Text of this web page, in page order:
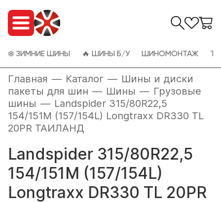
❄️ ЗИМНИЕ ШИНЫ 🔥 ШИНЫ Б/У ШИНОМОНТАЖ
Главная — Каталог — Шины и диски
пакеты для шин — Шины — Грузовые
шины — Landspider 315/80R22,5
154/151M (157/154L) Longtraxx DR330 TL
20PR ТАИЛАНД
Landspider 315/80R22,5
154/151M (157/154L)
Longtraxx DR330 TL 20PR